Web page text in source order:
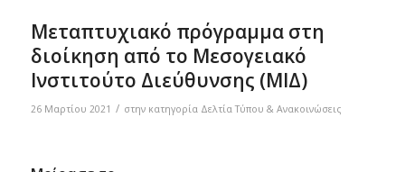
Μεταπτυχιακό πρόγραμμα στη
διοίκηση από το Μεσογειακό
Ινστιτούτο Διεύθυνσης (ΜΙΔ)
26 Μαρτίου 2021 / στην κατηγορία Δελτία Τύπου & Ανακοινώσεις